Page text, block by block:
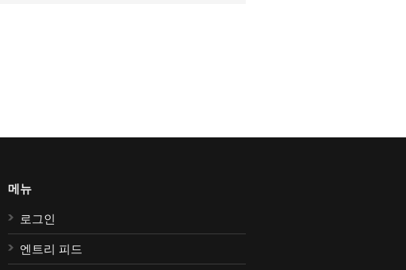
메뉴
로그인
엔트리 피드